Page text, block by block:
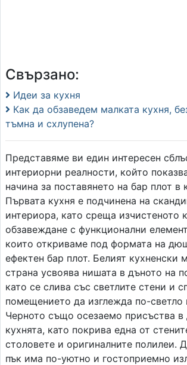
Свързано:
Идеи за кухня
Как да обзаведем малката кухня,
тъмна и схлупена?
Представяме ви един интересен
интериорни реалности, който
начина за поставянето на бар плот в
Първата кухня е подчинена на
интериора, като среща изчистеното
обзавеждане с функционални
които откриваме под формата на
ефектен бар плот. Белият кухненски
страна усвоява нишата в дъното на
като се слива със светлите стени и
помещението да изглежда по-светло
Черното също осезаемо присъства в
кухнята, като покрива една от
столовете и оригиналните полилеи.
пък има по-уютно и гостоприемно